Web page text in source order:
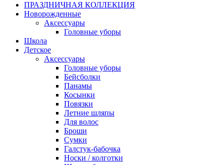
ПРАЗДНИЧНАЯ КОЛЛЕКЦИЯ
Новорожденные
Аксессуары
Головные уборы
Школа
Детское
Аксессуары
Головные уборы
Бейсболки
Панамы
Косынки
Повязки
Летние шляпы
Для волос
Броши
Сумки
Галстук-бабочка
Носки / колготки